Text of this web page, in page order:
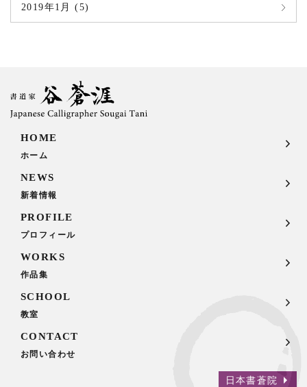
2019年1月 (5)
HOME
ホーム
NEWS
新着情報
PROFILE
プロフィール
WORKS
作品集
SCHOOL
教室
CONTACT
お問い合わせ
日本書蒼院